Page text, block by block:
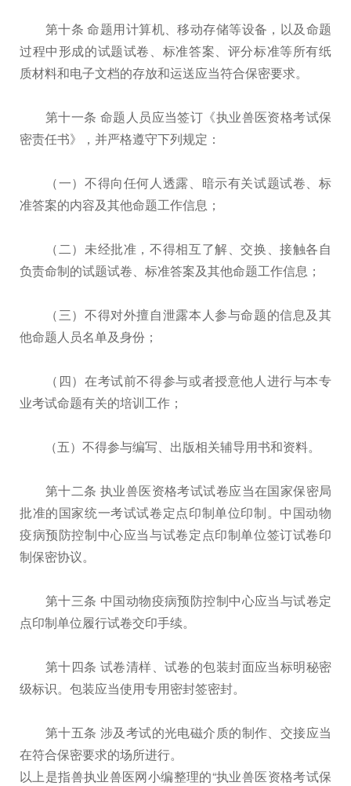
第十条 命题用计算机、移动存储等设备，以及命题
过程中形成的试题试卷、标准答案、评分标准等所有纸
质材料和电子文档的存放和运送应当符合保密要求。
第十一条 命题人员应当签订《执业兽医资格考试保
密责任书》，并严格遵守下列规定：
（一）不得向任何人透露、暗示有关试题试卷、标
准答案的内容及其他命题工作信息；
（二）未经批准，不得相互了解、交换、接触各自
负责命制的试题试卷、标准答案及其他命题工作信息；
（三）不得对外擅自泄露本人参与命题的信息及其
他命题人员名单及身份；
（四）在考试前不得参与或者授意他人进行与本专
业考试命题有关的培训工作；
（五）不得参与编写、出版相关辅导用书和资料。
第十二条 执业兽医资格考试试卷应当在国家保密局
批准的国家统一考试试卷定点印制单位印制。中国动物
疫病预防控制中心应当与试卷定点印制单位签订试卷印
制保密协议。
第十三条 中国动物疫病预防控制中心应当与试卷定
点印制单位履行试卷交印手续。
第十四条 试卷清样、试卷的包装封面应当标明秘密
级标识。包装应当使用专用密封签密封。
第十五条 涉及考试的光电磁介质的制作、交接应当
在符合保密要求的场所进行。
以上是指兽执业兽医网小编整理的“执业兽医资格考试保